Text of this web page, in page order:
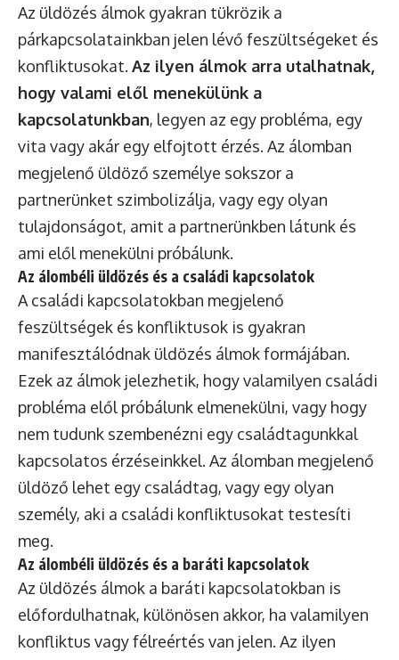
Az üldözés álmok gyakran tükrözik a
párkapcsolatainkban jelen lévő feszültségeket és
konfliktusokat. Az ilyen álmok arra utalhatnak,
hogy valami elől menekülünk a
kapcsolatunkban, legyen az egy probléma, egy
vita vagy akár egy elfojtott érzés. Az álomban
megjelenő üldöző személye sokszor a
partnerünket szimbolizálja, vagy egy olyan
tulajdonságot, amit a partnerünkben látunk és
ami elől menekülni próbálunk.
Az álombéli üldözés és a családi kapcsolatok
A családi kapcsolatokban megjelenő
feszültségek és konfliktusok is gyakran
manifesztálódnak üldözés álmok formájában.
Ezek az álmok jelezhetik, hogy valamilyen családi
probléma elől próbálunk elmenekülni, vagy hogy
nem tudunk szembenézni egy családtagunkkal
kapcsolatos érzéseinkkel. Az álomban megjelenő
üldöző lehet egy családtag, vagy egy olyan
személy, aki a családi konfliktusokat testesíti
meg.
Az álombéli üldözés és a baráti kapcsolatok
Az üldözés álmok a baráti kapcsolatokban is
előfordulhatnak, különösen akkor, ha valamilyen
konfliktus vagy félreértés van jelen. Az ilyen